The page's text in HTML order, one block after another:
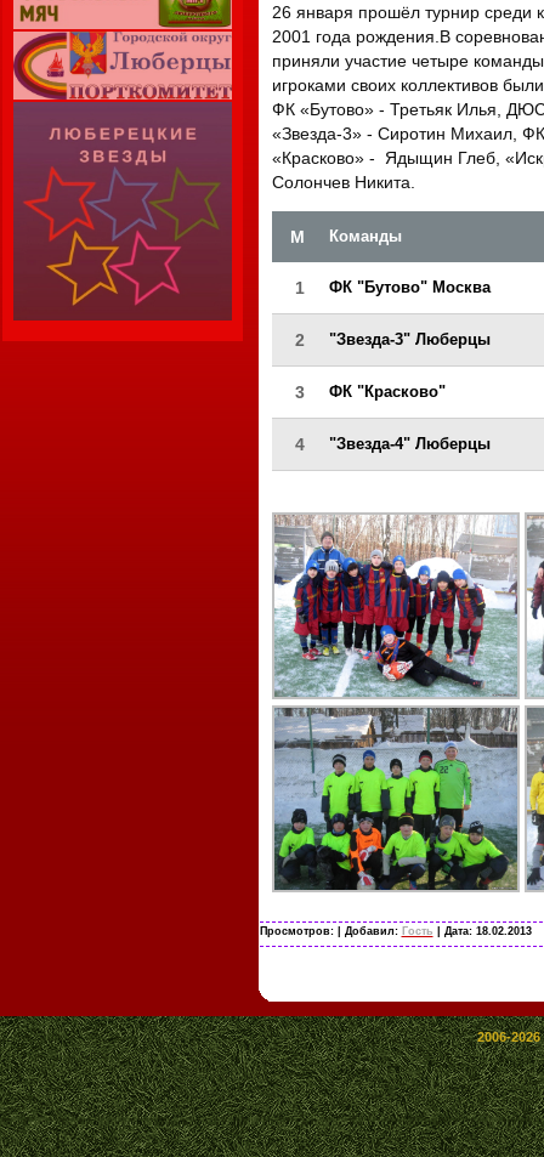
26 января прошёл турнир среди
2001 года рождения.В
приняли участие четыре
игроками своих коллективов
ФК «Бутово» - Третьяк Илья,
«Звезда-3» - Сиротин Михаил, ФК
«Красково» - Ядыщин Глеб,
Солончев Никита.
М Команды
1 ФК "Бутово" Москва
2 "Звезда-3" Люберцы
3 ФК "Красково"
4 "Звезда-4" Люберцы
Просмотров: | Добавил: Гость | Дата: 18.02.2013
2006-